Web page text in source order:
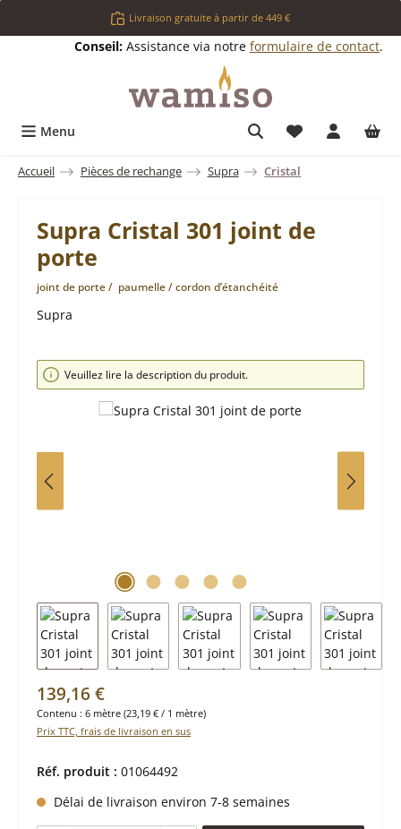
Passer au contenu principalLivraison gratuite à partir de 449 €
Conseil: Assistance via notre formulaire de contact.
Menu Vous avez 0
Accueil Pièces de rechange Supra Cristal
Supra Cristal 301 joint de
porte
joint de porte / paumelle / cordon d’étanchéité
Supra
Ignorer la galerie d'images
Veuillez lire la description du produit.
Prix régulier :
139,16 €
Contenu : 6 mètre (23,19 € / 1 mètre)
Prix TTC, frais de livraison en sus
Réf. produit : 01064492
Délai de livraison environ 7-8 semaines